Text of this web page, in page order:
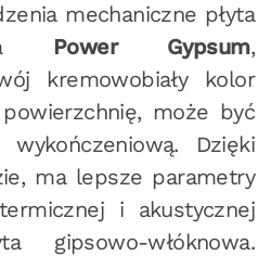
mechaniczne płyta
Power Gypsum,
kremowobiały kolor
może być
wykończeniową. Dzięki
ma lepsze parametry
i akustycznej
gipsowo-włóknowa.